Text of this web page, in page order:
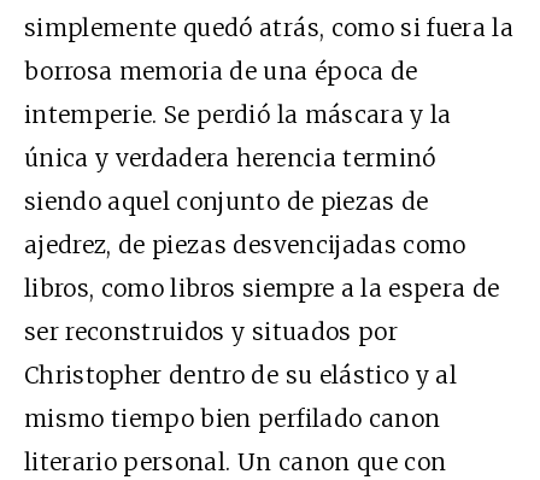
simplemente quedó atrás, como si fuera la
borrosa memoria de una época de
intemperie. Se perdió la máscara y la
única y verdadera herencia terminó
siendo aquel conjunto de piezas de
ajedrez, de piezas desvencijadas como
libros, como libros siempre a la espera de
ser reconstruidos y situados por
Christopher dentro de su elástico y al
mismo tiempo bien perfilado canon
literario personal. Un canon que con